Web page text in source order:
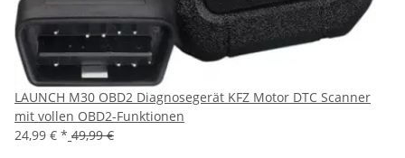
LAUNCH M30 OBD2 Diagnosegerät KFZ Motor DTC Scanner
mit vollen OBD2-Funktionen
24,99 € * 49,99 €